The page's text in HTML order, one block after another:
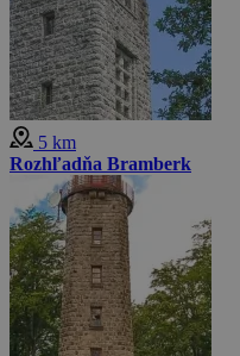
5 km
Rozhľadňa Bramberk